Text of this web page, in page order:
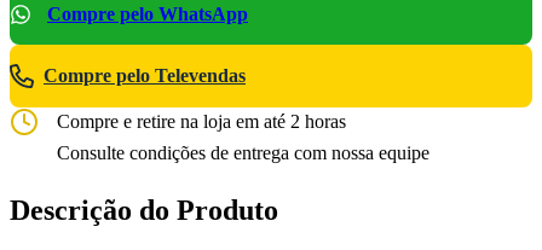
Compre pelo WhatsApp
Compre pelo Televendas
Compre e retire na loja em até 2 horas
Consulte condições de entrega com nossa equipe
Descrição do Produto